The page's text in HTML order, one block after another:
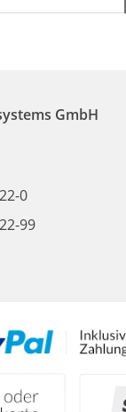
GmbH
0
99